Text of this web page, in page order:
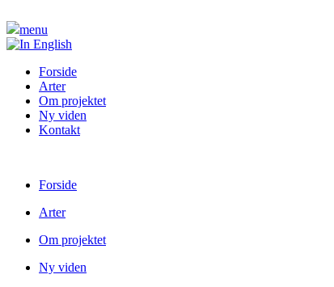
menu
Forside
Arter
Om projektet
Ny viden
Kontakt
Forside
Arter
Om projektet
Ny viden